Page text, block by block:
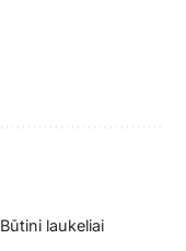
Būtini laukeliai